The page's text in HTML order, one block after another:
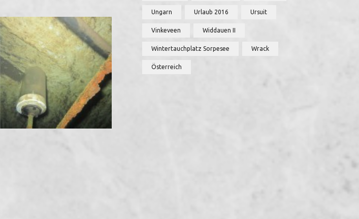
Ungarn Urlaub 2016 Ursuit
Vinkeveen Widdauen II
Wintertauchplatz Sorpesee Wrack
Österreich